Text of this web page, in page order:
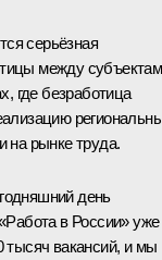
серьёзная
между
где безработица
на рынке труда.
день
в России» уже
тысяч вакансий, и мы